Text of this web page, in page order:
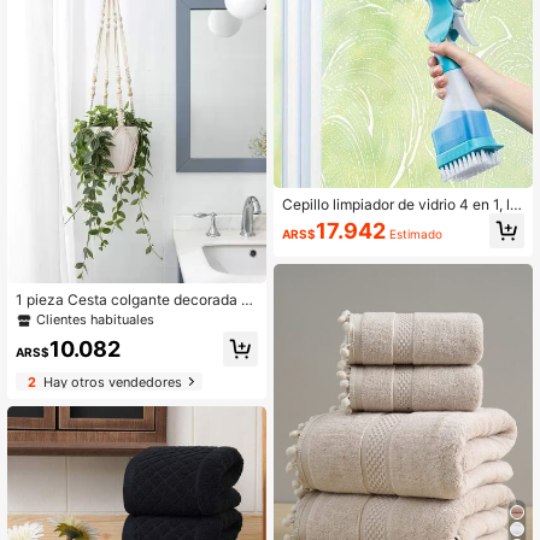
1 pieza Cesta colgante decorada c
on cuentas
Clientes habituales
ARS$10.082
2Hay otros vendedores
Cepillo limpiador de vidrio 4 en 1, li
mpiador de ventanas multiusos par
a raspar, limpiar, frotar y rociar, herr
za, suministros de limpieza
ARS$17.942 Estimado